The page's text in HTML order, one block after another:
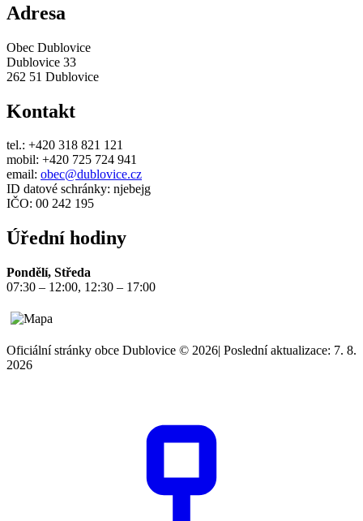
Adresa
Obec Dublovice
Dublovice 33
262 51 Dublovice
Kontakt
tel.: +420 318 821 121
mobil: +420 725 724 941
email: obec@dublovice.cz
ID datové schránky: njebejg
IČO: 00 242 195
Úřední hodiny
Pondělí, Středa
07:30 – 12:00, 12:30 – 17:00
Oficiální stránky obce Dublovice © 2026| Poslední aktualizace: 7. 8.
2026